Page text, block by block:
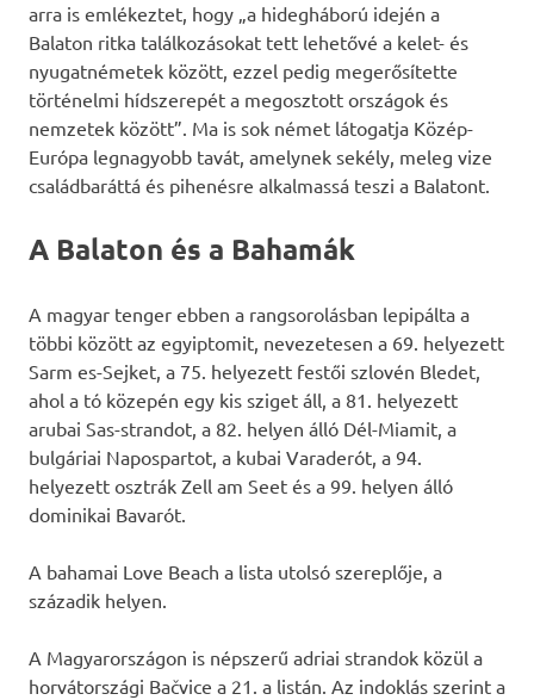
arra is emlékeztet, hogy „a hidegháború idején a
Balaton ritka találkozásokat tett lehetővé a kelet- és
nyugatnémetek között, ezzel pedig megerősítette
történelmi hídszerepét a megosztott országok és
nemzetek között”. Ma is sok német látogatja Közép-
Európa legnagyobb tavát, amelynek sekély, meleg vize
családbaráttá és pihenésre alkalmassá teszi a Balatont.
A Balaton és a Bahamák
A magyar tenger ebben a rangsorolásban lepipálta a
többi között az egyiptomit, nevezetesen a 69. helyezett
Sarm es-Sejket, a 75. helyezett festői szlovén Bledet,
ahol a tó közepén egy kis sziget áll, a 81. helyezett
arubai Sas-strandot, a 82. helyen álló Dél-Miamit, a
bulgáriai Napospartot, a kubai Varaderót, a 94.
helyezett osztrák Zell am Seet és a 99. helyen álló
dominikai Bavarót.
A bahamai Love Beach a lista utolsó szereplője, a
századik helyen.
A Magyarországon is népszerű adriai strandok közül a
horvátországi Bačvice a 21. a listán. Az indoklás szerint a